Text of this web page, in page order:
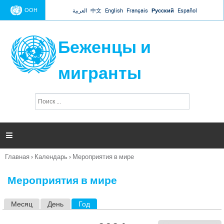
Jump to navigation
ООН العربية 中文 English Français Русский Español
Беженцы и
мигранты
п
и

Вы
Главная › Календарь › Мероприятия в мире
Мероприятия в мире
Месяц День Год